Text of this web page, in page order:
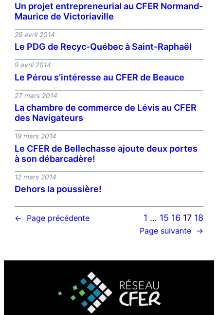
Un projet entrepreneurial au CFER Normand-
Maurice de Victoriaville
29 avril 2014
Le PDG de Recyc-Québec à Saint-Raphaël
9 avril 2014
Le Pérou s’intéresse au CFER de Beauce
27 mars 2014
La chambre de commerce de Lévis au CFER
des Navigateurs
19 mars 2014
Le CFER de Bellechasse ajoute deux portes
à son débarcadère!
12 mars 2014
Dehors la poussière!
← Page précédente 1 … 15 16 17 18
Page suivante →